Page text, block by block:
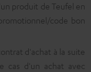
produit de Teufel en
code bon
d'achat à la suite
cas d'un achat avec